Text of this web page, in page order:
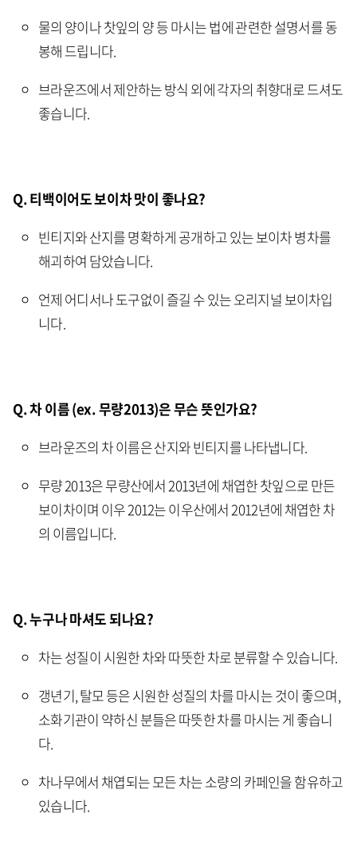
물의 양이나 찻잎의 양 등 마시는 법에 관련한 설명서를 동
봉해 드립니다.
브라운즈에서 제안하는 방식 외에 각자의 취향대로 드셔도
좋습니다.
Q. 티백이어도 보이차 맛이 좋나요?
빈티지와 산지를 명확하게 공개하고 있는 보이차 병차를
해괴하여 담았습니다.
언제 어디서나 도구없이 즐길 수 있는 오리지널 보이차입
니다.
Q. 차 이름 (ex. 무량2013)은 무슨 뜻인가요?
브라운즈의 차 이름은 산지와 빈티지를 나타냅니다.
무량 2013은 무량산에서 2013년에 채엽한 찻잎으로 만든
보이차이며 이우 2012는 이우산에서 2012년에 채엽한 차
의 이름입니다.
Q. 누구나 마셔도 되나요?
차는 성질이 시원한 차와 따뜻한 차로 분류할 수 있습니다.
갱년기, 탈모 등은 시원한 성질의 차를 마시는 것이 좋으며,
소화기관이 약하신 분들은 따뜻한 차를 마시는 게 좋습니
다.
차나무에서 채엽되는 모든 차는 소량의 카페인을 함유하고
있습니다.